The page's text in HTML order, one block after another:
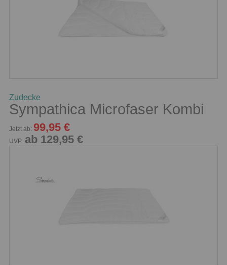
Zudecke
Sympathica Microfaser Kombi
Jetzt ab: 99,95 €
UVP ab 129,95 €